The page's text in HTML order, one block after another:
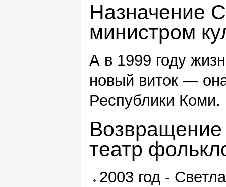
Назначение
министром
А в 1999 году
новый виток —
Республики Коми.
Возвращение
театр
2003 год -